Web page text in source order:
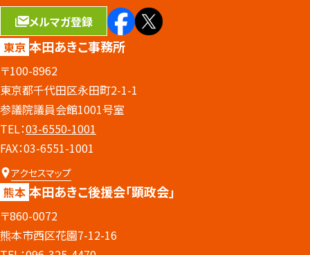
メルマガ登録
東京 本田あきこ事務所
〒100-8962
東京都千代田区永田町2-1-1
参議院議員会館1001号室
TEL：03-6550-1001
FAX：03-6551-1001
アクセスマップ
熊本 本田あきこ後援会「顕政会」
〒860-0072
熊本市西区花園7-12-16